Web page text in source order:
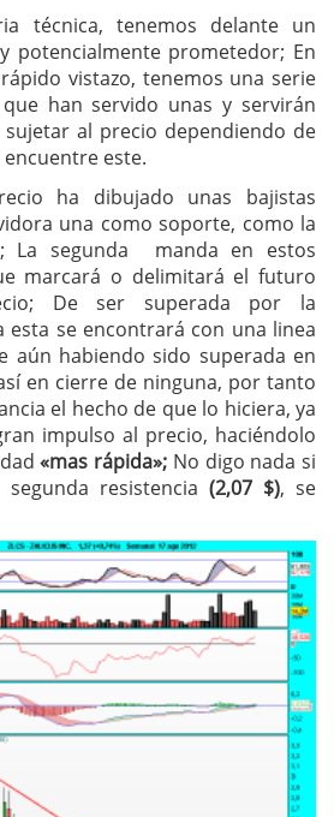
técnica, tenemos delante un
potencialmente prometedor; En
vistazo, tenemos una serie
han servido unas y servirán
al precio dependiendo de
este.
ha dibujado unas bajistas
una como soporte, como la
La segunda manda en estos
marcará o delimitará el futuro
De ser superada por la
esta se encontrará con una linea
aún habiendo sido superada en
en cierre de ninguna, por tanto
el hecho de que lo hiciera, ya
impulso al precio, haciéndolo
«mas rápida»; No digo nada si
resistencia (2,07 $), se